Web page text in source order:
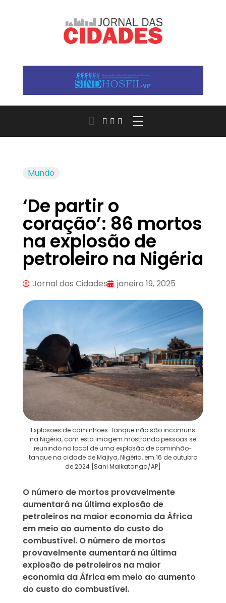
Mundo
‘De partir o
coração’: 86 mortos
na explosão de
petroleiro na Nigéria
Jornal das Cidades janeiro 19, 2025
Explosões de caminhões-tanque não são incomuns
na Nigéria, com esta imagem mostrando pessoas se
reunindo no local de uma explosão de caminhão-
tanque na cidade de Majiya, Nigéria, em 16 de outubro
de 2024 [Sani Maikatanga/AP]
O número de mortos provavelmente
aumentará na última explosão de
petroleiros na maior economia da África
em meio ao aumento do custo do
combustível. O número de mortos
provavelmente aumentará na última
explosão de petroleiros na maior
economia da África em meio ao aumento
do custo do combustível.